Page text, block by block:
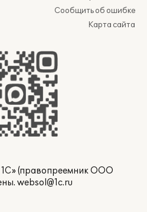
Сообщить об ошибке
Карта сайта
(правопреемник ООО
websol@1c.ru